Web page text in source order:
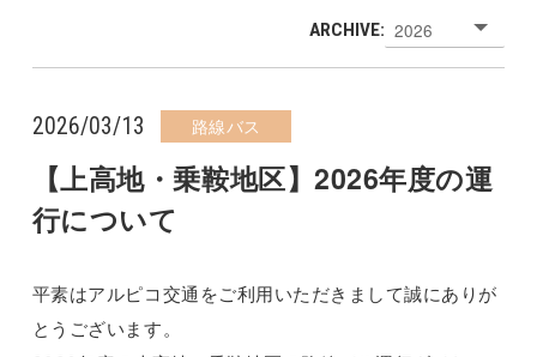
ARCHIVE:
2026/03/13 路線バス
【上高地・乗鞍地区】2026年度の運
行について
平素はアルピコ交通をご利用いただきまして誠にありが
とうございます。